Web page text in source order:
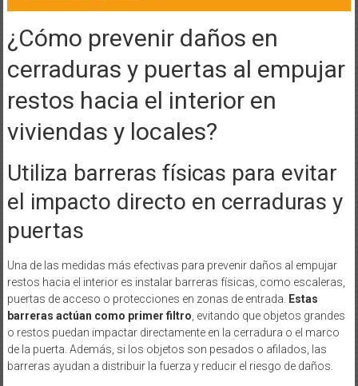
¿Cómo prevenir daños en
cerraduras y puertas al empujar
restos hacia el interior en
viviendas y locales?
Utiliza barreras físicas para evitar
el impacto directo en cerraduras y
puertas
Una de las medidas más efectivas para prevenir daños al empujar
restos hacia el interior es instalar barreras físicas, como escaleras,
puertas de acceso o protecciones en zonas de entrada. Estas
barreras actúan como primer filtro, evitando que objetos grandes
o restos puedan impactar directamente en la cerradura o el marco
de la puerta. Además, si los objetos son pesados o afilados, las
barreras ayudan a distribuir la fuerza y reducir el riesgo de daños.